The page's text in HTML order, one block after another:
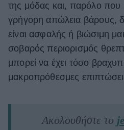
της μόδας και, παρόλο που
γρήγορη απώλεια βάρους,
είναι ασφαλής ή βιώσιμη
σοβαρός περιορισμός
μπορεί να έχει τόσο
μακροπρόθεσμες
Ακολουθήστε το